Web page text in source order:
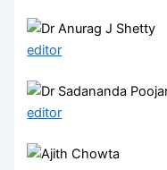
editor
editor